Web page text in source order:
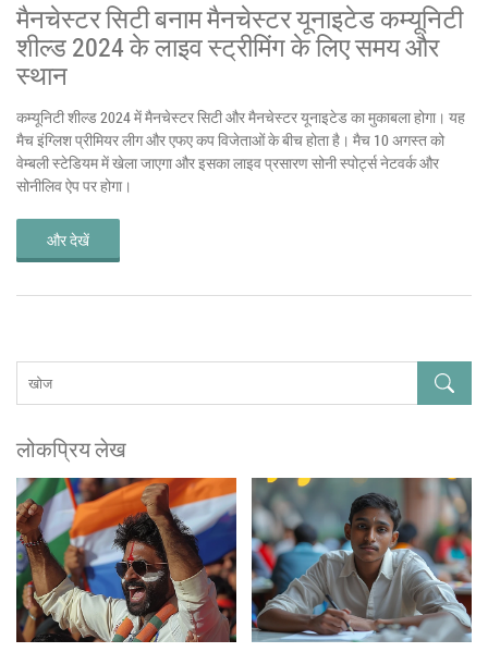
मैनचेस्टर सिटी बनाम मैनचेस्टर यूनाइटेड कम्यूनिटी
शील्ड 2024 के लाइव स्ट्रीमिंग के लिए समय और
स्थान
कम्यूनिटी शील्ड 2024 में मैनचेस्टर सिटी और मैनचेस्टर यूनाइटेड का मुकाबला होगा। यह
मैच इंग्लिश प्रीमियर लीग और एफए कप विजेताओं के बीच होता है। मैच 10 अगस्त को
वेम्बली स्टेडियम में खेला जाएगा और इसका लाइव प्रसारण सोनी स्पोर्ट्स नेटवर्क और
सोनीलिव ऐप पर होगा।
और देखें
लोकप्रिय लेख